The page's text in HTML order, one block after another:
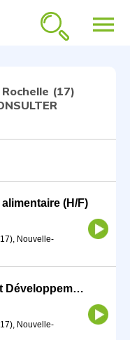
menu
(17)
(H/F)
Nouvelle-
Responsable Relation client et Développement Commercial (H/F)
Nouvelle-